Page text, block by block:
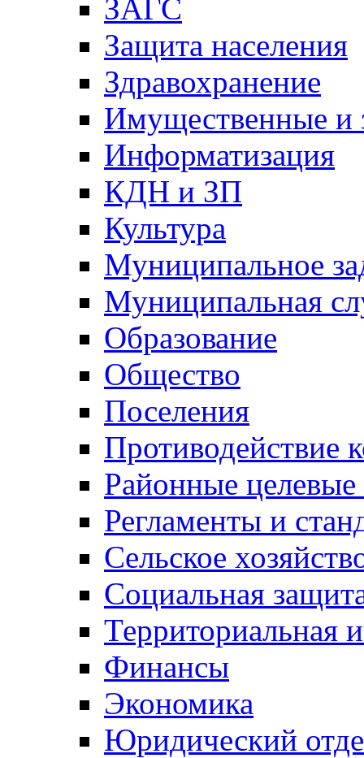
ЗАГС
Защита населения
Здравохранение
Имущественные и
Информатизация
КДН и ЗП
Культура
Муниципальное
Муниципальная
Образование
Общество
Поселения
Противодействие
Районные
Регламенты и
Сельское
Социальная
Территориальная
Финансы
Экономика
Юридический